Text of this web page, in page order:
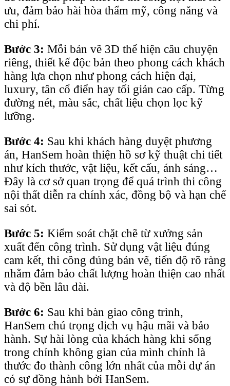
ưu, đảm bảo hài hòa thẩm mỹ, công năng và
chi phí.
Bước 3: Mỗi bản vẽ 3D thể hiện câu chuyện
riêng, thiết kế độc bản theo phong cách khách
hàng lựa chọn như phong cách hiện đại,
luxury, tân cổ điển hay tối giản cao cấp. Từng
đường nét, màu sắc, chất liệu chọn lọc kỹ
lưỡng.
Bước 4: Sau khi khách hàng duyệt phương
án, HanSem hoàn thiện hồ sơ kỹ thuật chi tiết
như kích thước, vật liệu, kết cấu, ánh sáng…
Đây là cơ sở quan trọng để quá trình thi công
nội thất diễn ra chính xác, đồng bộ và hạn chế
sai sót.
Bước 5: Kiểm soát chặt chẽ từ xưởng sản
xuất đến công trình. Sử dụng vật liệu đúng
cam kết, thi công đúng bản vẽ, tiến độ rõ ràng
nhằm đảm bảo chất lượng hoàn thiện cao nhất
và độ bền lâu dài.
Bước 6: Sau khi bàn giao công trình,
HanSem chú trọng dịch vụ hậu mãi và bảo
hành. Sự hài lòng của khách hàng khi sống
trong chính không gian của mình chính là
thước đo thành công lớn nhất của mỗi dự án
có sự đồng hành bởi HanSem.